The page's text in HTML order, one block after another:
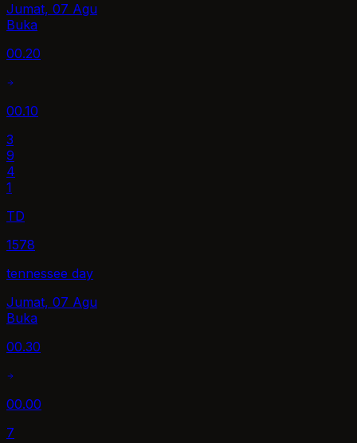
Jumat, 07 Agu
Buka
00.20
00.10
3
9
4
1
TD
1578
tennessee day
Jumat, 07 Agu
Buka
00.30
00.00
7